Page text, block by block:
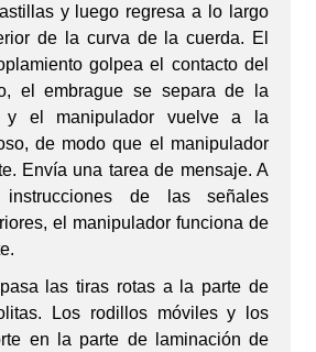
y luego regresa a lo largo
de la curva de la cuerda. El
golpea el contacto del
el embrague se separa de la
y el manipulador vuelve a la
de modo que el manipulador
Envía una tarea de mensaje. A
de las señales
el manipulador funciona de
las tiras rotas a la parte de
Los rodillos móviles y los
en la parte de laminación de